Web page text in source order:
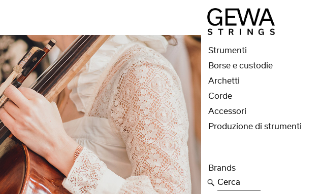
Strumenti
Borse e custodie
Archetti
Corde
Accessori
Produzione di strumenti
Brands
Cerca